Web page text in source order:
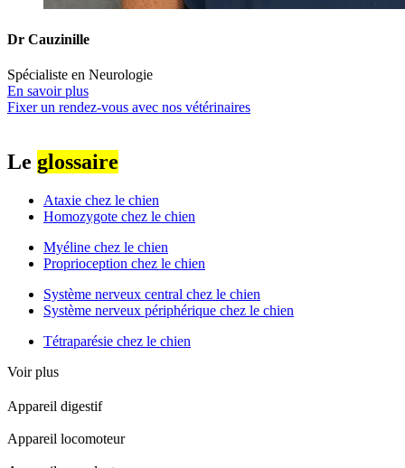
Dr Cauzinille
Spécialiste en Neurologie
En savoir plus
Fixer un rendez-vous avec nos vétérinaires
Le glossaire
Ataxie chez le chien
Homozygote chez le chien
Myéline chez le chien
Proprioception chez le chien
Système nerveux central chez le chien
Système nerveux périphérique chez le chien
Tétraparésie chez le chien
Voir plus
Appareil digestif
Appareil locomoteur